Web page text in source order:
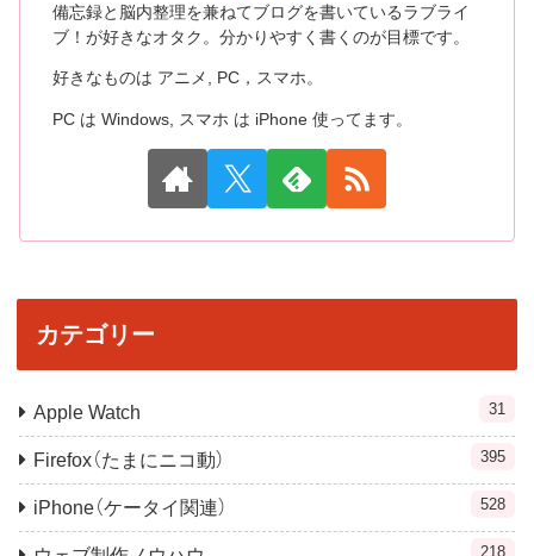
備忘録と脳内整理を兼ねてブログを書いているラブライ
ブ！が好きなオタク。分かりやすく書くのが目標です。
好きなものは アニメ, PC，スマホ。
PC は Windows, スマホ は iPhone 使ってます。
カテゴリー
Apple Watch 31
Firefox（たまにニコ動） 395
iPhone（ケータイ関連） 528
218